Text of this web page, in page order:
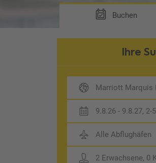
Buchen
Ihre
Marriott Marquis
9.8.26 - 9.8.27, 2-
Alle Abflughäfen
2 Erwachsene, 0